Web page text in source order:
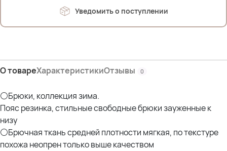
Уведомить о поступлении
О товареХарактеристикиОтзывы 0
⚪Брюки, коллекция зима.
Пояс резинка, стильные свободные брюки зауженные к
низу
⚪Брючная ткань средней плотности мягкая, по текстуре
похожа неопрен только выше качеством